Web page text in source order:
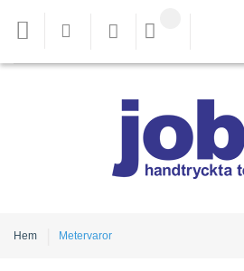
Hem Metervaror